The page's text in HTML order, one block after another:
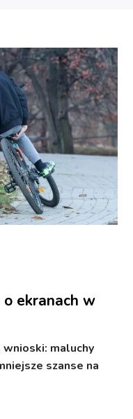
ekranach w
maluchy
szanse na